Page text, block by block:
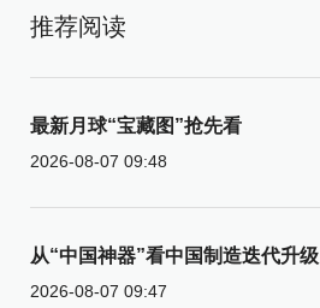
推荐阅读
最新月球“宝藏图”抢先看
2026-08-07 09:48
从“中国神器”看中国制造迭代升级
2026-08-07 09:47